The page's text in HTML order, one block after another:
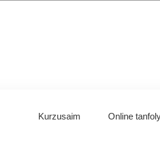
Kurzusaim Online